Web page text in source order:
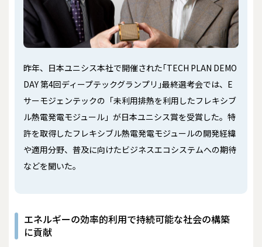
昨年、日本ユニシス本社で開催された｢TECH PLAN DEMO
DAY 第4回ディープテックグランプリ｣最終選考会では、E
サーモジェンテックの「未利用排熱を利用したフレキシブ
ル熱電発電モジュール」が日本ユニシス賞を受賞した。特
許を取得したフレキシブル熱電発電モジュールの開発経緯
や適用分野、普及に向けたビジネスエコシステムへの期待
などを聞いた。
エネルギーの効率的利用で持続可能な社会の構築
に貢献